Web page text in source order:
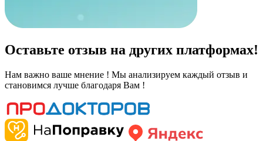
Оставьте отзыв на других платформах!
Нам важно ваше мнение ! Мы анализируем каждый отзыв и
становимся лучше благодаря Вам !